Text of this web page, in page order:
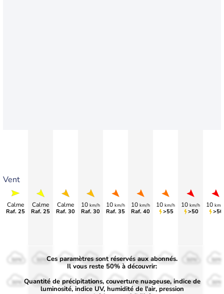
Vent
Calme
Raf. 25
Calme
Raf. 25
Calme
Raf. 30
10 km/h
Raf. 30
10 km/h
Raf. 35
10 km/h
Raf. 40
10 km/h
>55
10 km/h
>50
10 km/
>50
50%
30%
50%
30%
50%
30%
50%
30%
50%
30%
50%
30%
50%
30% 30% 30%
Ces paramètres sont réservés aux abonnés.
Il vous reste 50% à découvrir:
Quantité de précipitations, couverture nuageuse, indice de
luminosité, indice UV, humidité de l'air, pression